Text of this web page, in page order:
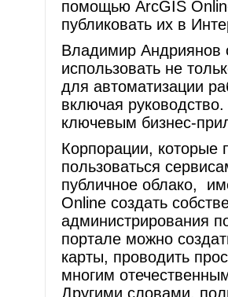
помощью ArcGIS
публиковать их в
Владимир Андриянов
использовать не
для автоматизации
включая
ключевым бизнес-
Корпорации, которые
пользоваться
публичное облако,
Online создать
администрирования
портале можно
карты, проводить
многим
Другими словами,